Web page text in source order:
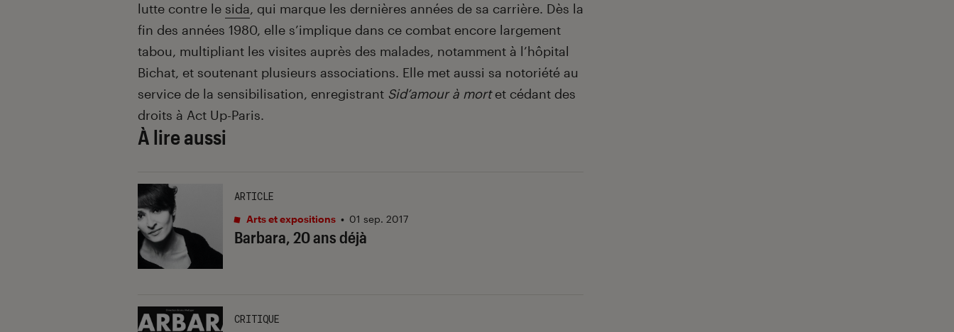
lutte contre le sida, qui marque les dernières années de sa carrière. Dès la
fin des années 1980, elle s’implique dans ce combat encore largement
tabou, multipliant les visites auprès des malades, notamment à l’hôpital
Bichat, et soutenant plusieurs associations. Elle met aussi sa notoriété au
service de la sensibilisation, enregistrant Sid’amour à mortet cédant des
droits à Act Up-Paris.
À lire aussi
Barbara, 20 ans déjà
ARTICLE
Arts et expositions • 01 sep. 2017
CRITIQUE